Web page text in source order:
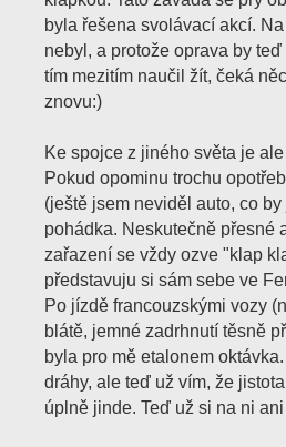
byla řešena svolávací akcí.
nebyl, a protože oprava by
tím mezitím naučil žít, čeká
znovu:)
Ke spojce z jiného světa je
Pokud opominu trochu
(ještě jsem neviděl auto, co
pohádka. Neskutečně přesné
zařazení se vždy ozve "klap
představuju si sám sebe ve
Po jízdě francouzskými vozy
blátě, jemné zadrhnutí těsně
byla pro mě etalonem
dráhy, ale teď už vím, že
úplně jinde. Teď už si na ni